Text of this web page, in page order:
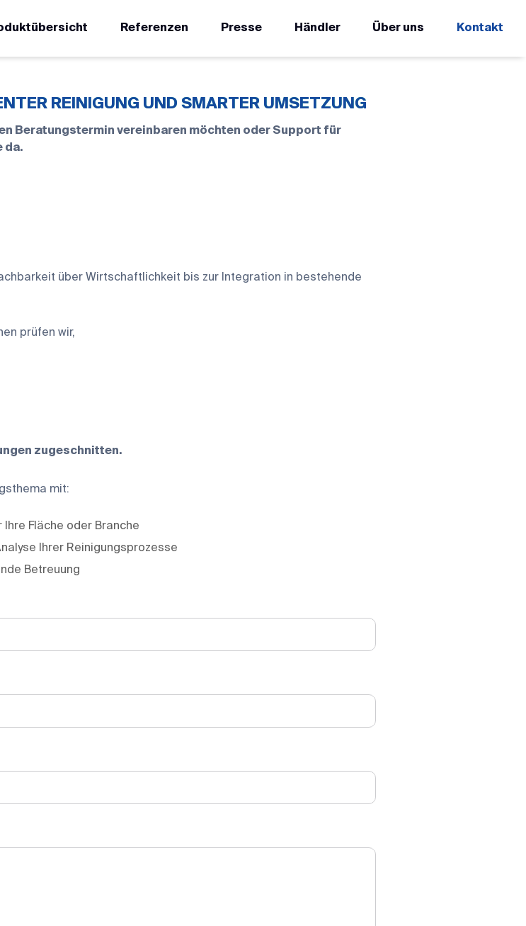
Referenzen Presse Händler Über uns Kontakt
REINIGUNG UND SMARTER UMSETZUNG
Beratungstermin vereinbaren möchten oder Support für
da.
über Wirtschaftlichkeit bis zur Integration in bestehende
prüfen wir,
zugeschnitten.
mit:
Fläche oder Branche
Ihrer Reinigungsprozesse
Betreuung